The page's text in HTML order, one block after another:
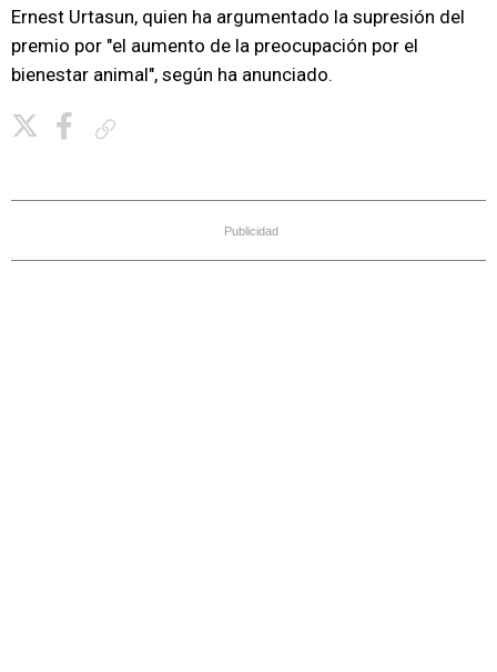
Ernest Urtasun, quien ha argumentado la supresión del
premio por "el aumento de la preocupación por el
bienestar animal", según ha anunciado.
Publicidad